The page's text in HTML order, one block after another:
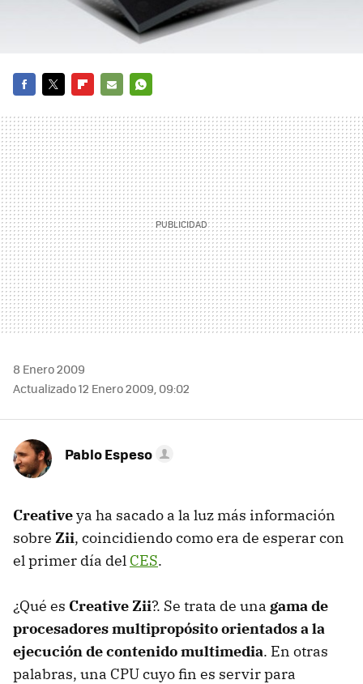
MAIL
8 Enero 2009
Actualizado 12 Enero 2009, 09:02
Pablo Espeso
Creativeya ha sacado a la luz más información
sobre Zii, coincidiendo como era de esperar con
el primer día del CES.
¿Qué es Creative Zii?. Se trata de una gama de
procesadores multipropósito orientados a la
ejecución de contenido multimedia. En otras
palabras, una CPUcuyo fin es servir para